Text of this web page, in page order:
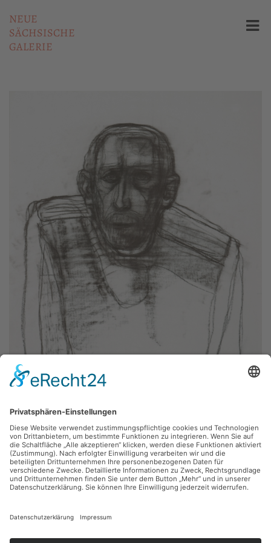
NEUE
SÄCHSISCHE
GALERIE
Michael Morgner,Selbstportrait
1981, Bister, 49 x 63 cm, Inv.: B-01633
zurück
Bitte schreiben Sie an sammlung@kunsthuette.de